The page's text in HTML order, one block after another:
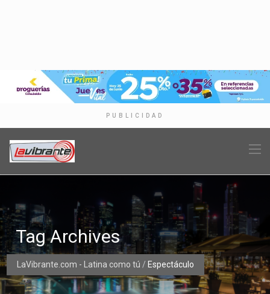
PUBLICIDAD
LaVibrante.com - Latina como tú / Espectáculo
Tag Archives